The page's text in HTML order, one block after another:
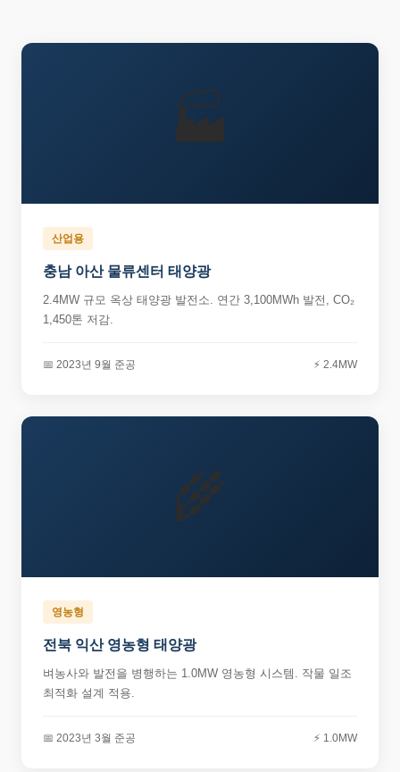
🏭
산업용
충남 아산 물류센터 태양광
2.4MW 규모 옥상 태양광 발전소. 연간 3,100MWh 발전, CO₂
1,450톤 저감.
📅 2023년 9월 준공 ⚡ 2.4MW
🌾
영농형
전북 익산 영농형 태양광
벼농사와 발전을 병행하는 1.0MW 영농형 시스템. 작물 일조
최적화 설계 적용.
📅 2023년 3월 준공 ⚡ 1.0MW